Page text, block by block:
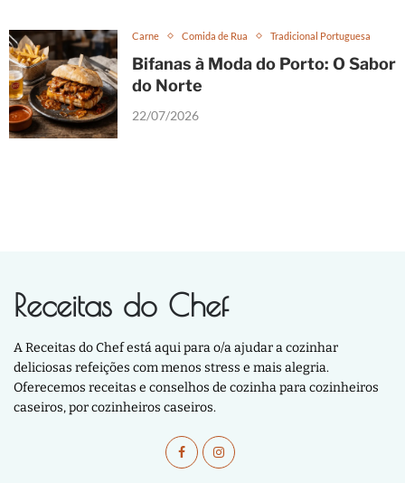
Carne Comida de Rua Tradicional Portuguesa
Bifanas à Moda do Porto: O Sabor
do Norte
22/07/2026
Receitas do Chef
A Receitas do Chef está aqui para o/a ajudar a cozinhar
deliciosas refeições com menos stress e mais alegria.
Oferecemos receitas e conselhos de cozinha para cozinheiros
caseiros, por cozinheiros caseiros.